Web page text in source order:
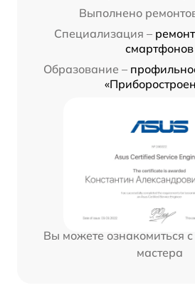
Выполнено
Специализация –
смартфонов
Образование –
Вы можете ознакомиться
мастера